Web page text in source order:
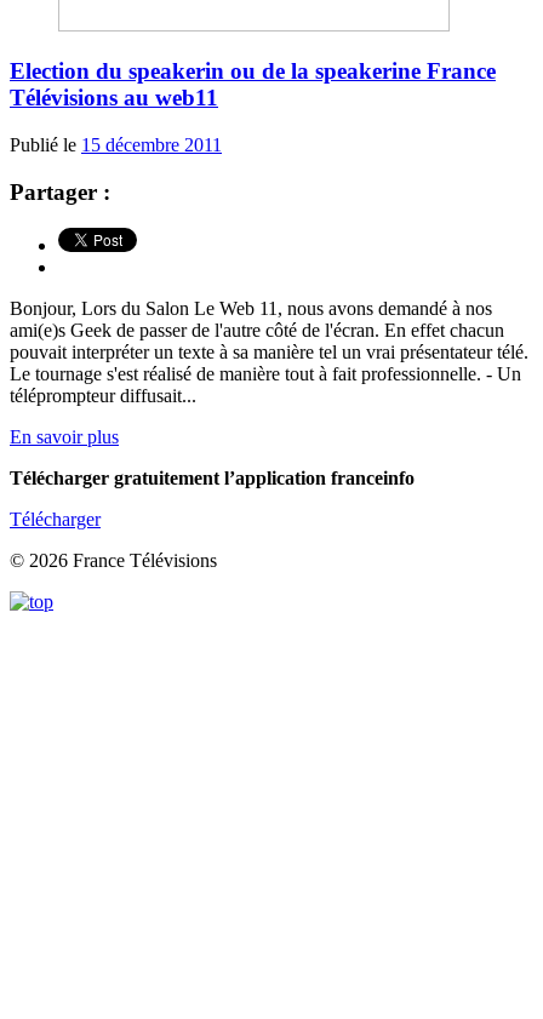
Election du speakerin ou de la speakerine France
Télévisions au web11
Publié le 15 décembre 2011
Partager :
Bonjour, Lors du Salon Le Web 11, nous avons demandé à nos
ami(e)s Geek de passer de l'autre côté de l'écran. En effet chacun
pouvait interpréter un texte à sa manière tel un vrai présentateur télé.
Le tournage s'est réalisé de manière tout à fait professionnelle. - Un
téléprompteur diffusait...
En savoir plus
Télécharger gratuitement l’application franceinfo
Télécharger
© 2026 France Télévisions